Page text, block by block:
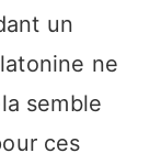
un
ne
semble
ces